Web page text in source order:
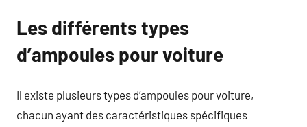
Les différents types
d’ampoules pour voiture
Il existe plusieurs types d’ampoules pour voiture,
chacun ayant des caractéristiques spécifiques